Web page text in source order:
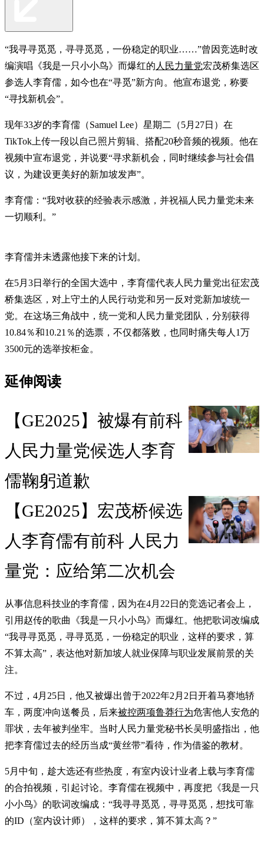
“我寻寻觅觅，寻寻觅觅，一份稳定的职业……”曾因竞选时改
编演唱《我是一只小小鸟》而爆红的 人民力量党宏茂桥集选区
参选人李育儒，如今也在“寻觅”新方向。他宣布退党，称要
“寻找新机会”。
现年33岁的李育儒（Samuel Lee）星期二（5月27日）在
TikTok上传一段以自己照片剪辑、搭配20秒音频的视频。他在
视频中宣布退党，并说要“寻求新机会，同时继续参与社会倡
议，为建设更美好的新加坡发声”。
李育儒：“我对收获的经验表示感激，并祝福人民力量党未来
一切顺利。”
李育儒并未透露他接下来的计划。
在5月3日举行的全国大选中，李育儒代表人民力量党出征宏茂
桥集选区，对上守土的人民行动党和另一反对党新加坡统一
党。在这场三角战中，统一党和人民力量党团队，分别获得
10.84％和10.21％的选票，不仅都落败，也同时痛失每人1万
3500元的选举按柜金。
延伸阅读
【GE2025】被爆有前科
人民力量党候选人李育
儒鞠躬道歉
【GE2025】宏茂桥候选
人李育儒有前科 人民力
量党：应给第二次机会
从事信息科技业的李育儒，因为在4月22日的竞选记者会上，
引用赵传的歌曲《我是一只小小鸟》而爆红。他把歌词改编成
“我寻寻觅觅，寻寻觅觅，一份稳定的职业，这样的要求，算
不算太高”，表达他对新加坡人就业保障与职业发展前景的关
注。
不过，4月25日，他又被爆出曾于2022年2月2日开着马赛地轿
车，两度冲向送餐员，后来被控两项鲁莽行为危害他人安危的
罪状，去年被判坐牢。当时人民力量党秘书长吴明盛指出，他
把李育儒过去的经历当成“黄丝带”看待，作为借鉴的教材。
5月中旬，趁大选还有些热度，有室内设计业者上载与李育儒
的合拍视频，引起讨论。李育儒在视频中，再度把《我是一只
小小鸟》的歌词改编成：“我寻寻觅觅，寻寻觅觅，想找可靠
的ID（室内设计师），这样的要求，算不算太高？”